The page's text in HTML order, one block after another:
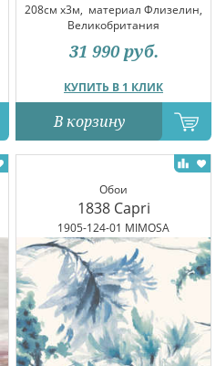
208см x3м, материал Флизелин,
Великобритания
КУПИТЬ В 1 КЛИК
31 990 руб.
В корзину
Обои
1838 Capri
1905-124-01 MIMOSA